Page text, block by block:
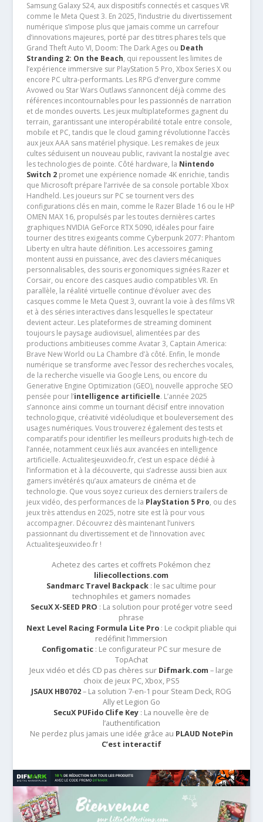
Samsung Galaxy S24, aux dispositifs connectés et casques VR
comme le Meta Quest 3. En 2025, l’industrie du divertissement
numérique s’impose plus que jamais comme un carrefour
d’innovations majeures, porté par des titres phares tels que
Grand Theft Auto VI, Doom: The Dark Ages ou Death
Stranding 2: On the Beach, qui repoussent les limites de
l’expérience immersive sur PlayStation 5 Pro, Xbox Series X ou
encore PC ultra-performants. Les RPG d’envergure comme
Avowed ou Star Wars Outlaws s’annoncent déjà comme des
références incontournables pour les passionnés de narration
et de mondes ouverts. Les jeux multiplateformes gagnent du
terrain, garantissant une interopérabilité totale entre console,
mobile et PC, tandis que le cloud gaming révolutionne l’accès
aux jeux AAA sans matériel physique. Les remakes de jeux
cultes séduisent un nouveau public, ravivant la nostalgie avec
les technologies de pointe. Côté hardware, la Nintendo
Switch 2promet une expérience nomade 4K enrichie, tandis
que Microsoft prépare l’arrivée de sa console portable Xbox
Handheld. Les joueurs sur PC se tournent vers des
configurations clés en main, comme le Razer Blade 16 ou le HP
OMEN MAX 16, propulsés par les toutes dernières cartes
graphiques NVIDIA GeForce RTX 5090, idéales pour faire
tourner des titres exigeants comme Cyberpunk 2077: Phantom
Liberty en ultra haute définition. Les accessoires gaming
montent aussi en puissance, avec des claviers mécaniques
personnalisables, des souris ergonomiques signées Razer et
Corsair, ou encore des casques audio compatibles VR. En
parallèle, la réalité virtuelle continue d’évoluer avec des
casques comme le Meta Quest 3, ouvrant la voie à des films VR
et à des séries interactives dans lesquelles le spectateur
devient acteur. Les plateformes de streaming dominent
toujours le paysage audiovisuel, alimentées par des
productions ambitieuses comme Avatar 3, Captain America:
Brave New World ou La Chambre d’à côté. Enfin, le monde
numérique se transforme avec l’essor des recherches vocales,
de la recherche visuelle via Google Lens, ou encore du
Generative Engine Optimization (GEO), nouvelle approche SEO
pensée pour l’intelligence artificielle. L’année 2025
s’annonce ainsi comme un tournant décisif entre innovation
technologique, créativité vidéoludique et bouleversement des
usages numériques. Vous trouverez également des tests et
comparatifs pour identifier les meilleurs produits high-tech de
l’année, notamment ceux liés aux avancées en intelligence
artificielle. Actualitesjeuxvideo.fr, c’est un espace dédié à
l’information et à la découverte, qui s’adresse aussi bien aux
gamers invétérés qu’aux amateurs de cinéma et de
technologie. Que vous soyez curieux des derniers trailers de
jeux vidéo, des performances de la PlayStation 5 Pro, ou des
jeux très attendus en 2025, notre site est là pour vous
accompagner. Découvrez dès maintenant l’univers
passionnant du divertissement et de l’innovation avec
Actualitesjeuxvideo.fr !
Achetez des cartes et coffrets Pokémon chez
liliecollections.com
Sandmarc Travel Backpack : le sac ultime pour
technophiles et gamers nomades
SecuX X-SEED PRO : La solution pour protéger votre seed
phrase
Next Level Racing Formula Lite Pro: Le cockpit pliable qui
redéfinit l’immersion
Configomatic: Le configurateur PC sur mesure de
TopAchat
Jeux vidéo et clés CD pas chères sur Difmark.com – large
choix de jeux PC, Xbox, PS5
JSAUX HB0702– La solution 7-en-1 pour Steam Deck, ROG
Ally et Legion Go
SecuX PUFido Clife Key : La nouvelle ère de
l’authentification
Ne perdez plus jamais une idée grâce au PLAUD NotePin
C’est interactif